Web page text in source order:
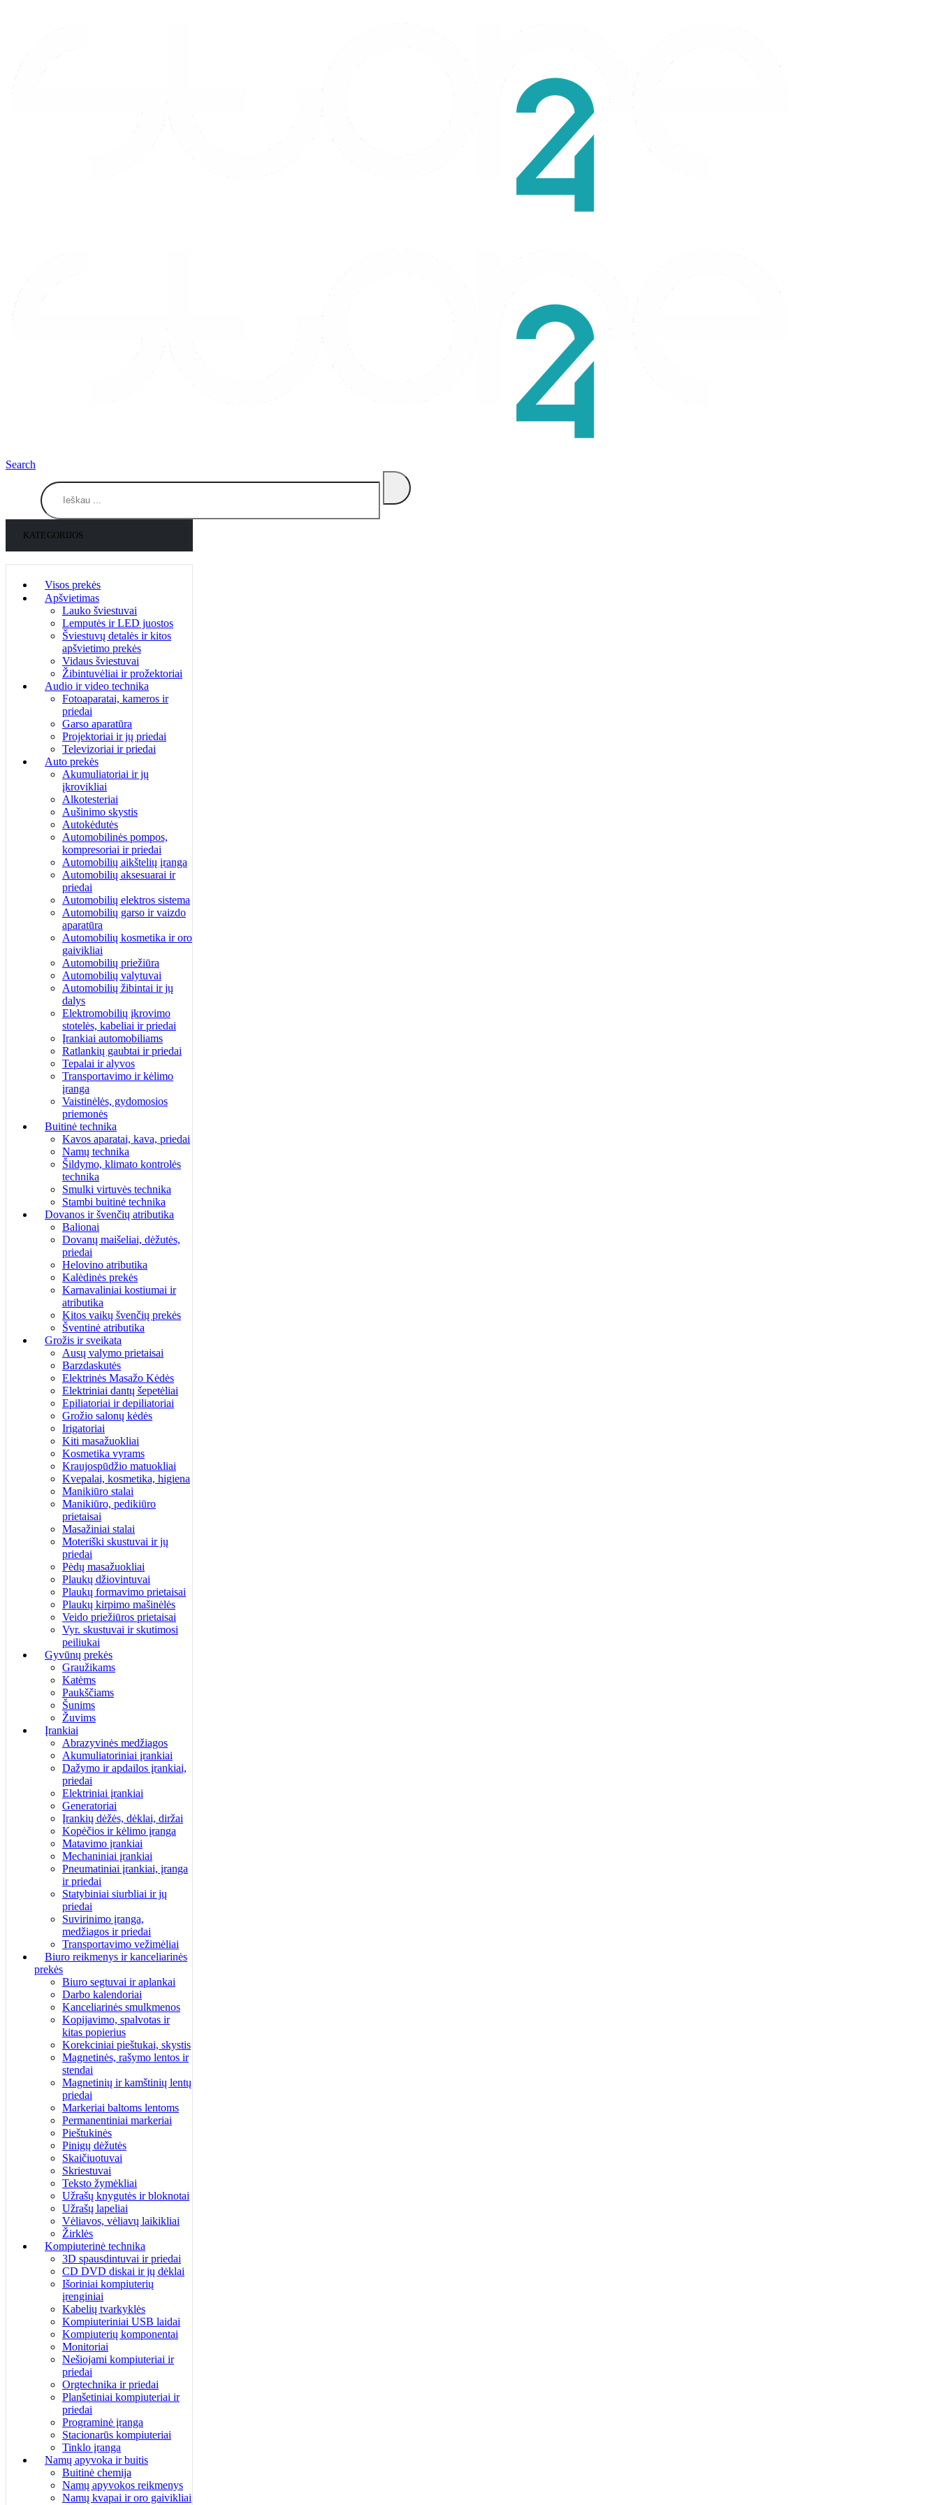
Search
KATEGORIJOS
Visos prekės
Apšvietimas
Lauko šviestuvai
Lemputės ir LED juostos
Šviestuvų detalės ir kitos
apšvietimo prekės
Vidaus šviestuvai
Žibintuvėliai ir prožektoriai
Audio ir video technika
Fotoaparatai, kameros ir
priedai
Garso aparatūra
Projektoriai ir jų priedai
Televizoriai ir priedai
Auto prekės
Akumuliatoriai ir jų
įkrovikliai
Alkotesteriai
Aušinimo skystis
Autokėdutės
Automobilinės pompos,
kompresoriai ir priedai
Automobilių aikštelių įranga
Automobilių aksesuarai ir
priedai
Automobilių elektros sistema
Automobilių garso ir vaizdo
aparatūra
Automobilių kosmetika ir oro
gaivikliai
Automobilių priežiūra
Automobilių valytuvai
Automobilių žibintai ir jų
dalys
Elektromobilių įkrovimo
stotelės, kabeliai ir priedai
Įrankiai automobiliams
Ratlankių gaubtai ir priedai
Tepalai ir alyvos
Transportavimo ir kėlimo
įranga
Vaistinėlės, gydomosios
priemonės
Buitinė technika
Kavos aparatai, kava, priedai
Namų technika
Šildymo, klimato kontrolės
technika
Smulki virtuvės technika
Stambi buitinė technika
Dovanos ir švenčių atributika
Balionai
Dovanų maišeliai, dėžutės,
priedai
Helovino atributika
Kalėdinės prekės
Karnavaliniai kostiumai ir
atributika
Kitos vaikų švenčių prekės
Šventinė atributika
Grožis ir sveikata
Ausų valymo prietaisai
Barzdaskutės
Elektrinės Masažo Kėdės
Elektriniai dantų šepetėliai
Epiliatoriai ir depiliatoriai
Grožio salonų kėdės
Irigatoriai
Kiti masažuokliai
Kosmetika vyrams
Kraujospūdžio matuokliai
Kvepalai, kosmetika, higiena
Manikiūro stalai
Manikiūro, pedikiūro
prietaisai
Masažiniai stalai
Moteriški skustuvai ir jų
priedai
Pėdų masažuokliai
Plaukų džiovintuvai
Plaukų formavimo prietaisai
Plaukų kirpimo mašinėlės
Veido priežiūros prietaisai
Vyr. skustuvai ir skutimosi
peiliukai
Gyvūnų prekės
Graužikams
Katėms
Paukščiams
Šunims
Žuvims
Įrankiai
Abrazyvinės medžiagos
Akumuliatoriniai įrankiai
Dažymo ir apdailos įrankiai,
priedai
Elektriniai įrankiai
Generatoriai
Įrankių dėžės, dėklai, diržai
Kopėčios ir kėlimo įranga
Matavimo įrankiai
Mechaniniai įrankiai
Pneumatiniai įrankiai, įranga
ir priedai
Statybiniai siurbliai ir jų
priedai
Suvirinimo įranga,
medžiagos ir priedai
Transportavimo vežimėliai
Biuro reikmenys ir kanceliarinės
prekės
Biuro segtuvai ir aplankai
Darbo kalendoriai
Kanceliarinės smulkmenos
Kopijavimo, spalvotas ir
kitas popierius
Korekciniai pieštukai, skystis
Magnetinės, rašymo lentos ir
stendai
Magnetinių ir kamštinių lentų
priedai
Markeriai baltoms lentoms
Permanentiniai markeriai
Pieštukinės
Pinigų dėžutės
Skaičiuotuvai
Skriestuvai
Teksto žymėkliai
Užrašų knygutės ir bloknotai
Užrašų lapeliai
Vėliavos, vėliavų laikikliai
Žirklės
Kompiuterinė technika
3D spausdintuvai ir priedai
CD DVD diskai ir jų dėklai
Išoriniai kompiuterių
įrenginiai
Kabelių tvarkyklės
Kompiuteriniai USB laidai
Kompiuterių komponentai
Monitoriai
Nešiojami kompiuteriai ir
priedai
Orgtechnika ir priedai
Planšetiniai kompiuteriai ir
priedai
Programinė įranga
Stacionarūs kompiuteriai
Tinklo įranga
Namų apyvoka ir buitis
Buitinė chemija
Namų apyvokos reikmenys
Namų kvapai ir oro gaivikliai